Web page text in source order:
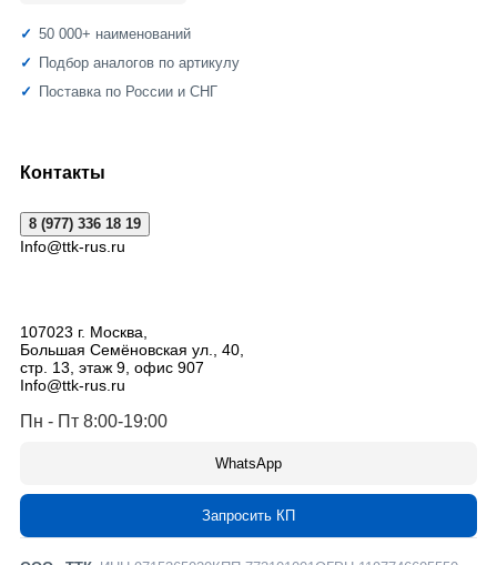
50 000+ наименований
Подбор аналогов по артикулу
Поставка по России и СНГ
Контакты
8 (977) 336 18 19
Info@ttk-rus.ru
107023 г. Москва,
Большая Семёновская ул., 40,
стр. 13, этаж 9, офис 907
Info@ttk-rus.ru
Пн - Пт 8:00-19:00
WhatsApp
Запросить КП